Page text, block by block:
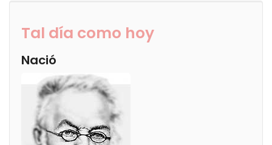
Tal día como hoy
Nació